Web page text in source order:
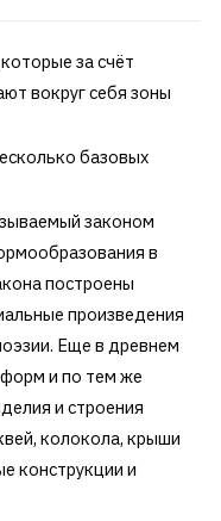
за счёт
вокруг себя зоны
базовых
законом
в
построены
произведения
Еще в древнем
и по тем же
и строения
колокола, крыши
конструкции и